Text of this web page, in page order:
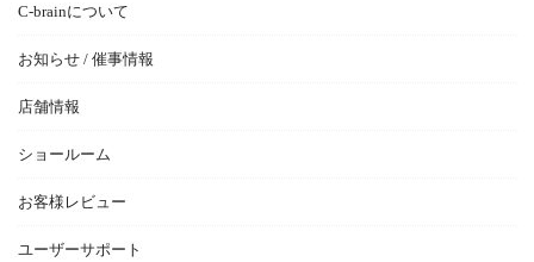
C-brainについて
お知らせ / 催事情報
店舗情報
ショールーム
お客様レビュー
ユーザーサポート